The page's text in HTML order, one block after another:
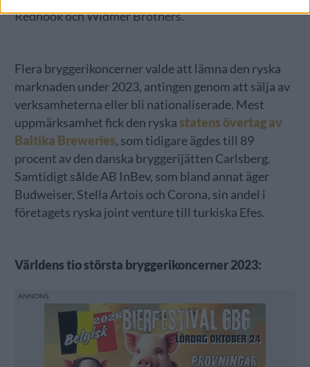
Redhook och Widmer Brothers.
Flera bryggerikoncerner valde att lämna den ryska
marknaden under 2023, antingen genom att sälja av
verksamheterna eller bli nationaliserade. Mest
uppmärksamhet fick den ryskastatens övertag av
Baltika Breweries, som tidigare ägdes till 89
procent av den danska bryggerijätten Carlsberg.
Samtidigt sålde AB InBev, som bland annat äger
Budweiser, Stella Artois och Corona, sin andel i
företagets ryska joint venture till turkiska Efes.
Världens tio största bryggerikoncerner 2023: